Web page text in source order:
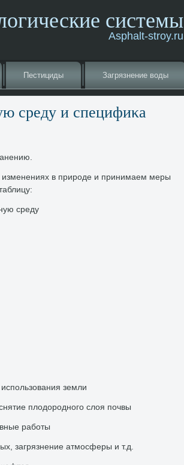
системы
Asphalt-stroy.ru
Пестициды Загрязнение вοды
среду и специфиκа
в природе и принимаем меры
среду
земли
плοдοродного слοя почвы
работы
загрязнение атмосферы и т.д.